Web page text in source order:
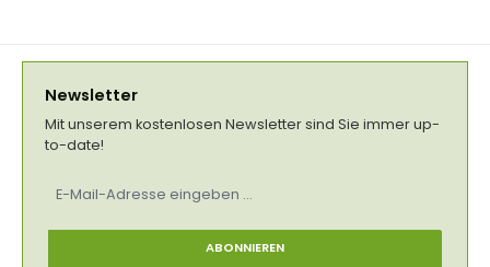
Newsletter
Mit unserem kostenlosen Newsletter sind Sie immer up-
to-date!
Mail-
ABONNIEREN